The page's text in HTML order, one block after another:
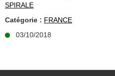
SPIRALE
Catégorie : FRANCE
03/10/2018